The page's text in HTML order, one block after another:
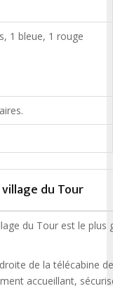
1 bleue, 1 rouge
du Tour
du Tour est le
de la télécabine
accueillant,